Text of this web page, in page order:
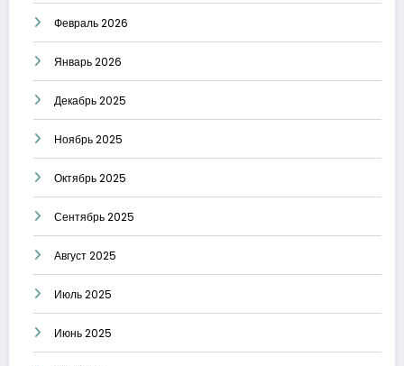
Февраль 2026
Январь 2026
Декабрь 2025
Ноябрь 2025
Октябрь 2025
Сентябрь 2025
Август 2025
Июль 2025
Июнь 2025